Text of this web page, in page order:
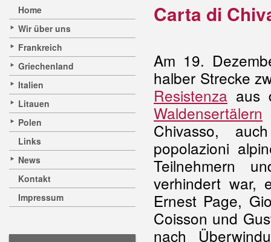
Home
Wir über uns
Frankreich
Griechenland
Italien
Litauen
Polen
Links
News
Kontakt
Impressum
Carta di
Am 19.
halber Strecke
Resistenza aus
Waldensertälern
Chivasso,
popolazioni
Teilnehmern
verhindert war,
Ernest Page,
Coisson und
nach